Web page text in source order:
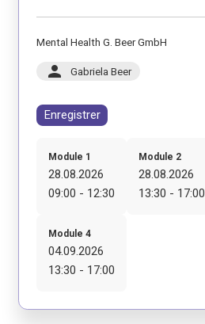
Mental Health G. Beer GmbH
person Gabriela Beer
Enregistrer
Module 1
28.08.2026
09:00 - 12:30
Module 2
28.08.2026
13:30 - 17:00
Module 4
04.09.2026
13:30 - 17:00